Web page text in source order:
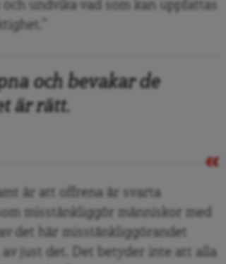
undvika vad som kan uppfattas
och bevakar de
är rätt.
är att offrena är svarta
misstänkliggör människor med
det här misstänkliggörandet
just det. Det betyder inte att alla